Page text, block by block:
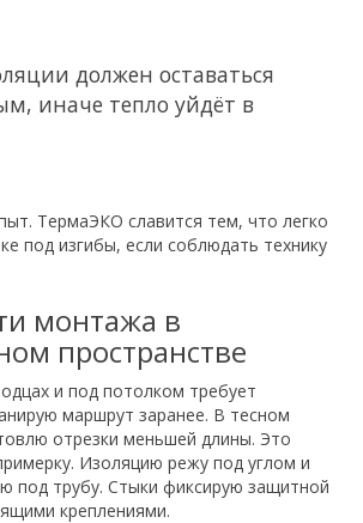
должен оставаться
иначе тепло уйдёт в
ТермаЭКО славится тем, что легко
под изгибы, если соблюдать технику
монтажа в
пространстве
и под потолком требует
маршрут заранее. В тесном
отрезки меньшей длины. Это
Изоляцию режу под углом и
под трубу. Стыки фиксирую защитной
креплениями.